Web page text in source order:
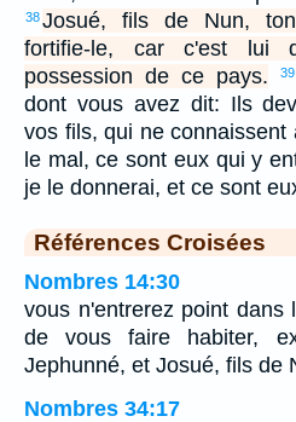
38Josué, fils de Nun,
fortifie-le, car c'est lui
possession de ce pays.
39
dont vous avez dit: Ils
vos fils, qui ne connaissent
le mal, ce sont eux qui y
je le donnerai, et ce sont
Références Croisées
Nombres 14:30
vous n'entrerez point dans
de vous faire habiter,
Jephunné, et Josué, fils de
Nombres 34:17